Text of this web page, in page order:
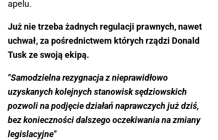
apelu.
Już nie trzeba żadnych regulacji prawnych, nawet
uchwał, za pośrednictwem których rządzi Donald
Tusk ze swoją ekipą.
"Samodzielna rezygnacja z nieprawidłowo
uzyskanych kolejnych stanowisk sędziowskich
pozwoli na podjęcie działań naprawczych już dziś,
bez konieczności dalszego oczekiwania na zmiany
legislacyjne"